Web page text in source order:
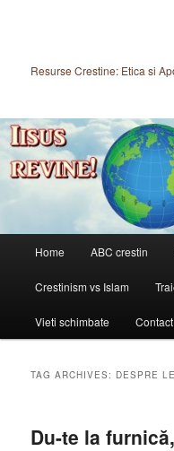
content
contentResurse Crestine: Etica si
Home ABC crestin
Crestinism vs Islam
Vieti schimbate Contact
TAG ARCHIVES: DESPRE
Du-te la